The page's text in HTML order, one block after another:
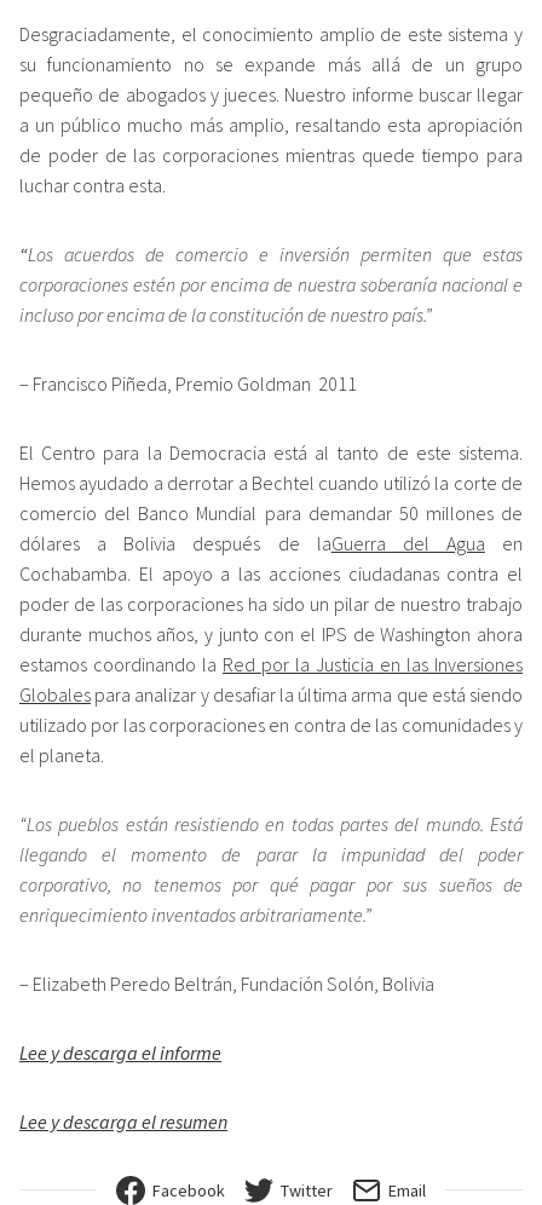
Desgraciadamente, el conocimiento amplio de este sistema y
su funcionamiento no se expande más allá de un grupo
pequeño de abogados y jueces. Nuestro informe buscar llegar
a un público mucho más amplio, resaltando esta apropiación
de poder de las corporaciones mientras quede tiempo para
luchar contra esta.
“Los acuerdos de comercio e inversión permiten que estas
corporaciones estén por encima de nuestra soberanía nacional e
incluso por encima de la constitución de nuestro país.”
– Francisco Piñeda, Premio Goldman 2011
El Centro para la Democracia está al tanto de este sistema.
Hemos ayudado a derrotar a Bechtel cuando utilizó la corte de
comercio del Banco Mundial para demandar 50 millones de
dólares a Bolivia después de laGuerra del Agua en
Cochabamba. El apoyo a las acciones ciudadanas contra el
poder de las corporaciones ha sido un pilar de nuestro trabajo
durante muchos años, y junto con el IPS de Washington ahora
estamos coordinando la Red por la Justicia en las Inversiones
Globales para analizar y desafiar la última arma que está siendo
utilizado por las corporaciones en contra de las comunidades y
el planeta.
“Los pueblos están resistiendo en todas partes del mundo. Está
llegando el momento de parar la impunidad del poder
corporativo, no tenemos por qué pagar por sus sueños de
enriquecimiento inventados arbitrariamente.”
– Elizabeth Peredo Beltrán, Fundación Solón, Bolivia
Lee y descarga el informe
Lee y descarga el resumen
Facebook Twitter Email